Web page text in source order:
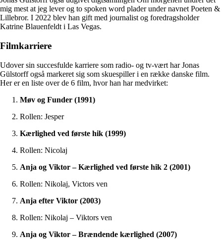
mig mest at jeg lever og to spoken word plader under navnet Poeten &
Lillebror. I 2022 blev han gift med journalist og foredragsholder
Katrine Blauenfeldt i Las Vegas.
Filmkarriere
Udover sin succesfulde karriere som radio- og tv-vært har Jonas
Gülstorff også markeret sig som skuespiller i en række danske film.
Her er en liste over de 6 film, hvor han har medvirket:
Møv og Funder (1991)
Rollen: Jesper
Kærlighed ved første hik (1999)
Rollen: Nicolaj
Anja og Viktor – Kærlighed ved første hik 2 (2001)
Rollen: Nikolaj, Victors ven
Anja efter Viktor (2003)
Rollen: Nikolaj – Viktors ven
Anja og Viktor – Brændende kærlighed (2007)